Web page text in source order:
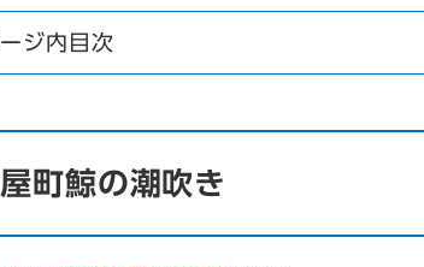
ジ内目次
町鯨の潮吹き